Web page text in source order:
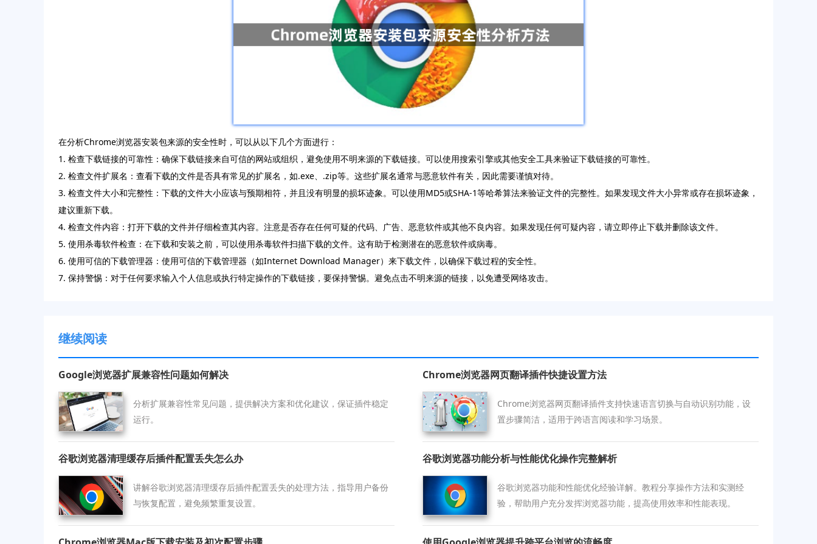
在分析Chrome浏览器安装包来源的安全性时，可以从以下几个方面进行：
1. 检查下载链接的可靠性：确保下载链接来自可信的网站或组织，避免使用不明来源的下载链接。可以使用搜索引擎或其他安全工具来验证下载链接的可靠性。
2. 检查文件扩展名：查看下载的文件是否具有常见的扩展名，如.exe、.zip等。这些扩展名通常与恶意软件有关，因此需要谨慎对待。
3. 检查文件大小和完整性：下载的文件大小应该与预期相符，并且没有明显的损坏迹象。可以使用MD5或SHA-1等哈希算法来验证文件的完整性。如果发现文件大小异常或存在损坏迹象，
建议重新下载。
4. 检查文件内容：打开下载的文件并仔细检查其内容。注意是否存在任何可疑的代码、广告、恶意软件或其他不良内容。如果发现任何可疑内容，请立即停止下载并删除该文件。
5. 使用杀毒软件检查：在下载和安装之前，可以使用杀毒软件扫描下载的文件。这有助于检测潜在的恶意软件或病毒。
6. 使用可信的下载管理器：使用可信的下载管理器（如Internet Download Manager）来下载文件，以确保下载过程的安全性。
7. 保持警惕：对于任何要求输入个人信息或执行特定操作的下载链接，要保持警惕。避免点击不明来源的链接，以免遭受网络攻击。
继续阅读
Google浏览器扩展兼容性问题如何解决
分析扩展兼容性常见问题，提供解决方案和优化建议，保证插件稳定
运行。
Chrome浏览器网页翻译插件快捷设置方法
Chrome浏览器网页翻译插件支持快速语言切换与自动识别功能，设
置步骤简洁，适用于跨语言阅读和学习场景。
谷歌浏览器清理缓存后插件配置丢失怎么办
讲解谷歌浏览器清理缓存后插件配置丢失的处理方法，指导用户备份
与恢复配置，避免频繁重复设置。
谷歌浏览器功能分析与性能优化操作完整解析
谷歌浏览器功能和性能优化经验详解。教程分享操作方法和实测经
验，帮助用户充分发挥浏览器功能，提高使用效率和性能表现。